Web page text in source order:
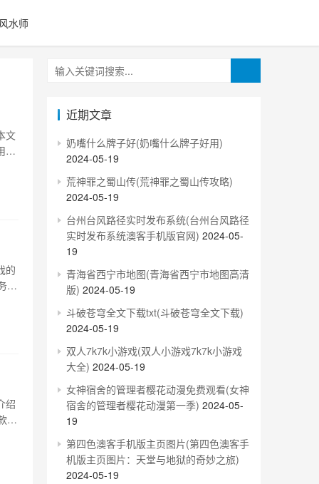
风水师
文
服
的
器
绍
远
近期文章
奶嘴什么牌子好(奶嘴什么牌子好用)
2024-05-19
荒神罪之蜀山传(荒神罪之蜀山传攻略)
2024-05-19
台州台风路径实时发布系统(台州台风路径
实时发布系统澳客手机版官网) 2024-05-
19
青海省西宁市地图(青海省西宁市地图高清
版) 2024-05-19
斗破苍穹全文下载txt(斗破苍穹全文下载)
2024-05-19
双人7k7k小游戏(双人小游戏7k7k小游戏
大全) 2024-05-19
女神宿舍的管理者樱花动漫免费观看(女神
宿舍的管理者樱花动漫第一季) 2024-05-
19
第四色澳客手机版主页图片(第四色澳客手
机版主页图片：天堂与地狱的奇妙之旅)
2024-05-19